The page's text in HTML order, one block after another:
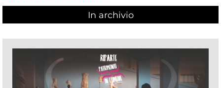
In archivio